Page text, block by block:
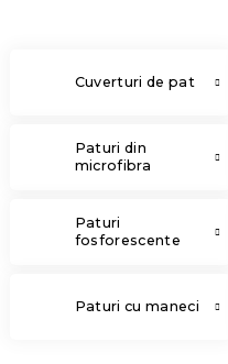
Cuverturi de pat
Paturi din
microfibra
Paturi
fosforescente
Paturi cu maneci